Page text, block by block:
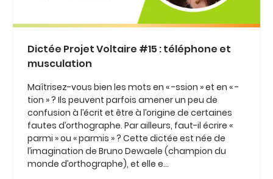
Dictée Projet Voltaire #15 : téléphone et
musculation
Maîtrisez-vous bien les mots en « -ssion » et en « -
tion » ? Ils peuvent parfois amener un peu de
confusion à l’écrit et être à l’origine de certaines
fautes d’orthographe. Par ailleurs, faut-il écrire «
parmi » ou « parmis » ? Cette dictée est née de
l’imagination de Bruno Dewaele (champion du
monde d’orthographe), et elle e...